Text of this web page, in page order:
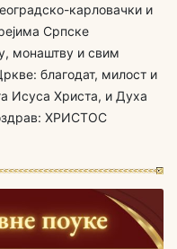
карловачки и
Српске
монаштву и свим
благодат, милост и
Исуса Христа, и Духа
ХРИСТОС